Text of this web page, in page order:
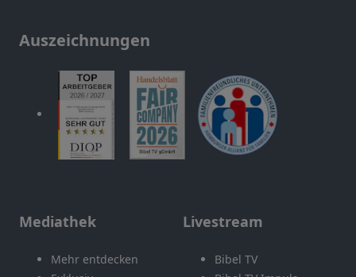
Auszeichnungen
Mediathek
Mehr entdecken
Livestream
Bibel TV